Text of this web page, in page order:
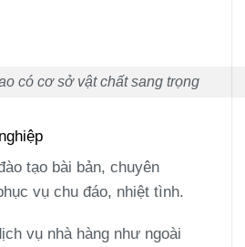
có cơ sở vật chất sang trọng
tạo bài bản, chuyên
vụ chu đáo, nhiệt tình.
vụ nhà hàng như ngoài